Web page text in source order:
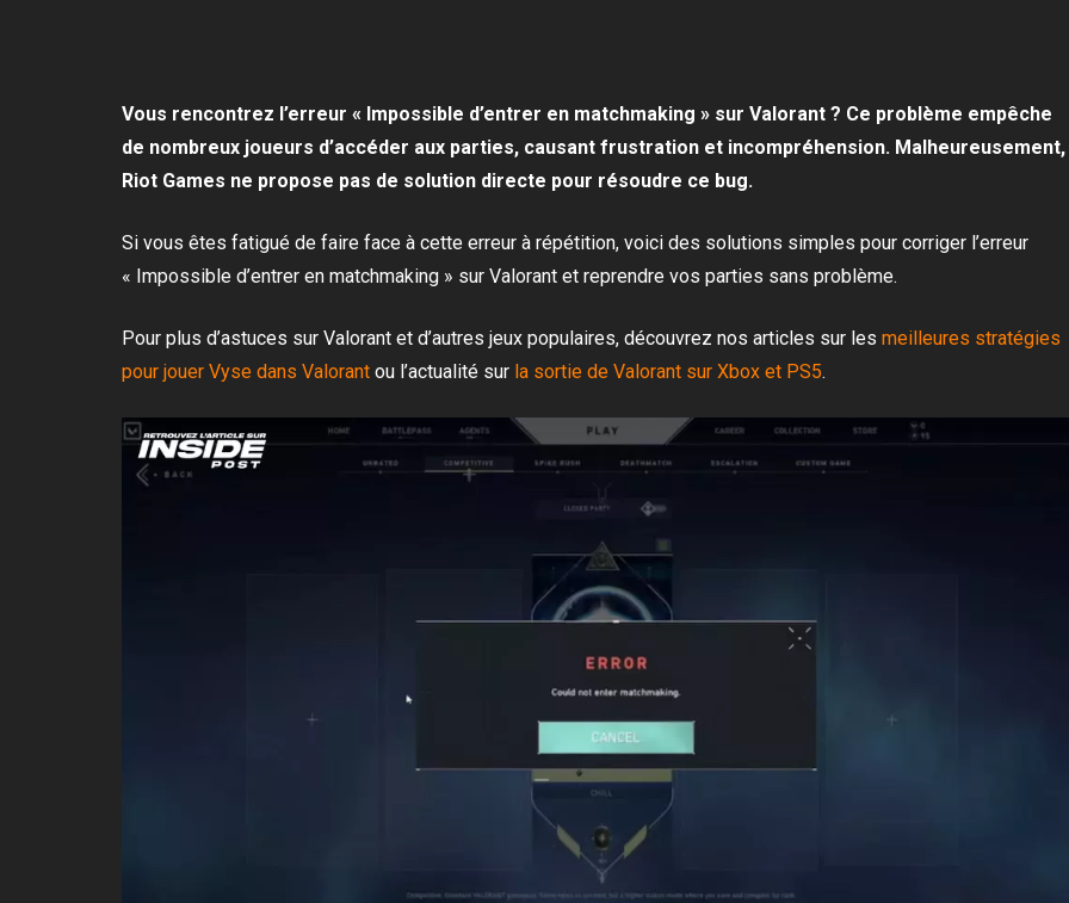
Vous rencontrez l’erreur « Impossible d’entrer en matchmaking » sur Valorant ? Ce problème empêche
de nombreux joueurs d’accéder aux parties, causant frustration et incompréhension. Malheureusement,
Riot Games ne propose pas de solution directe pour résoudre ce bug.
Si vous êtes fatigué de faire face à cette erreur à répétition, voici des solutions simples pour corriger l’erreur
« Impossible d’entrer en matchmaking » sur Valorant et reprendre vos parties sans problème.
Pour plus d’astuces sur Valorant et d’autres jeux populaires, découvrez nos articles sur les meilleures stratégies
pour jouer Vyse dans Valorant ou l’actualité sur la sortie de Valorant sur Xbox et PS5.